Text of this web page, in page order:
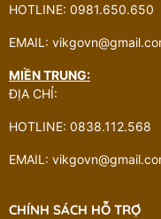
HOTLINE: 0981.650.650
EMAIL:
MIỀN TRUNG:
ĐỊA CHỈ:
HOTLINE: 0838.112.568
EMAIL:
CHÍNH SÁCH HỖ TRỢ